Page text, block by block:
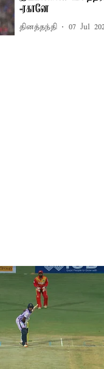
-ரகானே
தினத்தந்தி 07 Jul